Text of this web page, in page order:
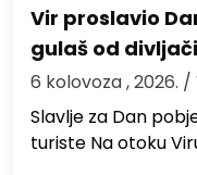
Vir proslavio
gulaš od
6 kolovoza , 2026. /
Slavlje za Dan
turiste Na otoku